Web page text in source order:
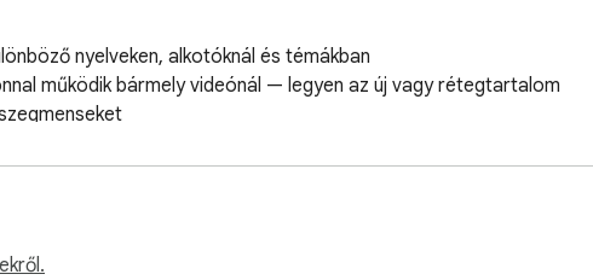
nyelveken, alkotóknál és témákban
működik bármely videónál — legyen az új vagy rétegtartalom